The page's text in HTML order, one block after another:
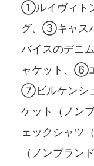
①ルイヴィト
グ、③キャス
バイスのデニ
ャケット、⑥
⑦ビルケンシ
ケット（ノン
ェックシャツ
（ノンブラン